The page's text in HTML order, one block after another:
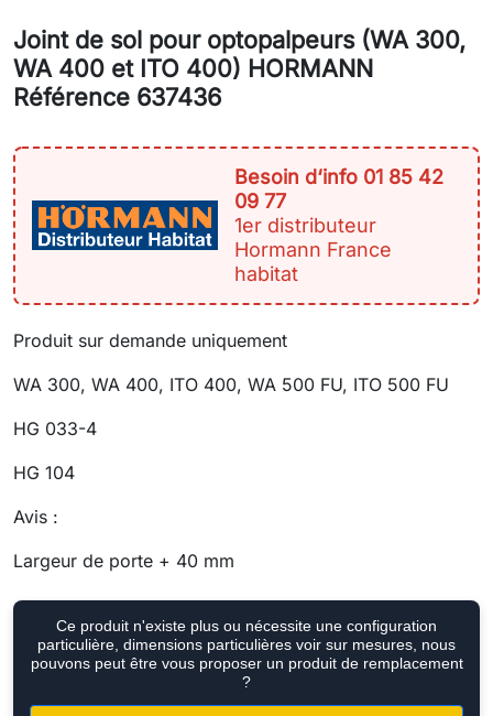
Joint de sol pour optopalpeurs (WA 300,
WA 400 et ITO 400) HORMANN
Référence 637436
Besoin d‘info 01 85 42
09 77
1er distributeur
Hormann France
habitat
Produit sur demande uniquement
WA 300, WA 400, ITO 400, WA 500 FU, ITO 500 FU
HG 033-4
HG 104
Avis :
Largeur de porte + 40 mm
Ce produit n'existe plus ou nécessite une configuration
particulière, dimensions particulières voir sur mesures, nous
pouvons peut être vous proposer un produit de remplacement
?